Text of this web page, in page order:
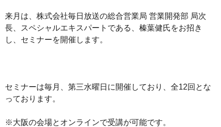
来月は、株式会社毎日放送の総合営業局 営業開発部 局次
長、スペシャルエキスパートである、榛葉健氏をお招き
し、セミナーを開催します。
セミナーは毎月、第三水曜日に開催しており、全12回とな
っております。
※大阪の会場とオンラインで受講が可能です。